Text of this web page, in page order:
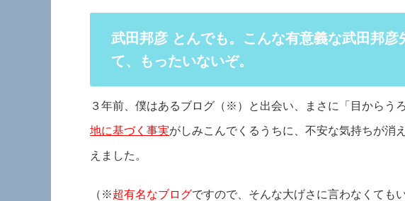
武田邦彦 とんでも。こんな有意義な武田邦
て、もったいないぞ。
３年前、僕はあるブログ（※）と出会い、まさに「目からう
地に基づく事実がしみこんでくるうちに、不安な気持ちが消
えました。
（※超有名なブログですので、そんな大げさに言わなくても